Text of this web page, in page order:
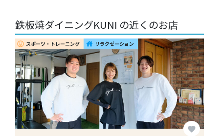
鉄板焼ダイニングKUNI の近くのお店
insert_emoticon スポーツ・トレーニング house リラクゼーション
favorite